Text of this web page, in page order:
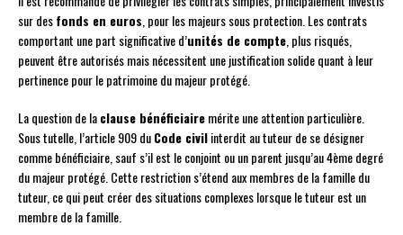
sur desfonds en euros , pour les majeurs sous protection. Les contrats
comportant une part significative d’unités de compte , plus risqués,
peuvent être autorisés mais nécessitent une justification solide quant à leur
pertinence pour le patrimoine du majeur protégé.
La question de laclause bénéficiairemérite une attention particulière.
Sous tutelle, l’article 909 duCode civilinterdit au tuteur de se désigner
comme bénéficiaire, sauf s’il est le conjoint ou un parent jusqu’au 4ème degré
du majeur protégé. Cette restriction s’étend aux membres de la famille du
tuteur, ce qui peut créer des situations complexes lorsque le tuteur est un
membre de la famille.